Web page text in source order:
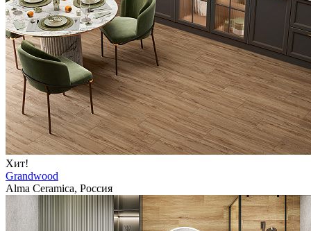
Хит!
Grandwood
Alma Ceramica, Россия